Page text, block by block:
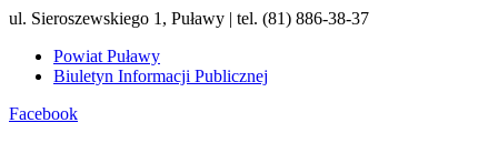
ul. Sieroszewskiego 1, Puławy | tel. (81) 886-38-37
Powiat Puławy
Biuletyn Informacji Publicznej
Facebook